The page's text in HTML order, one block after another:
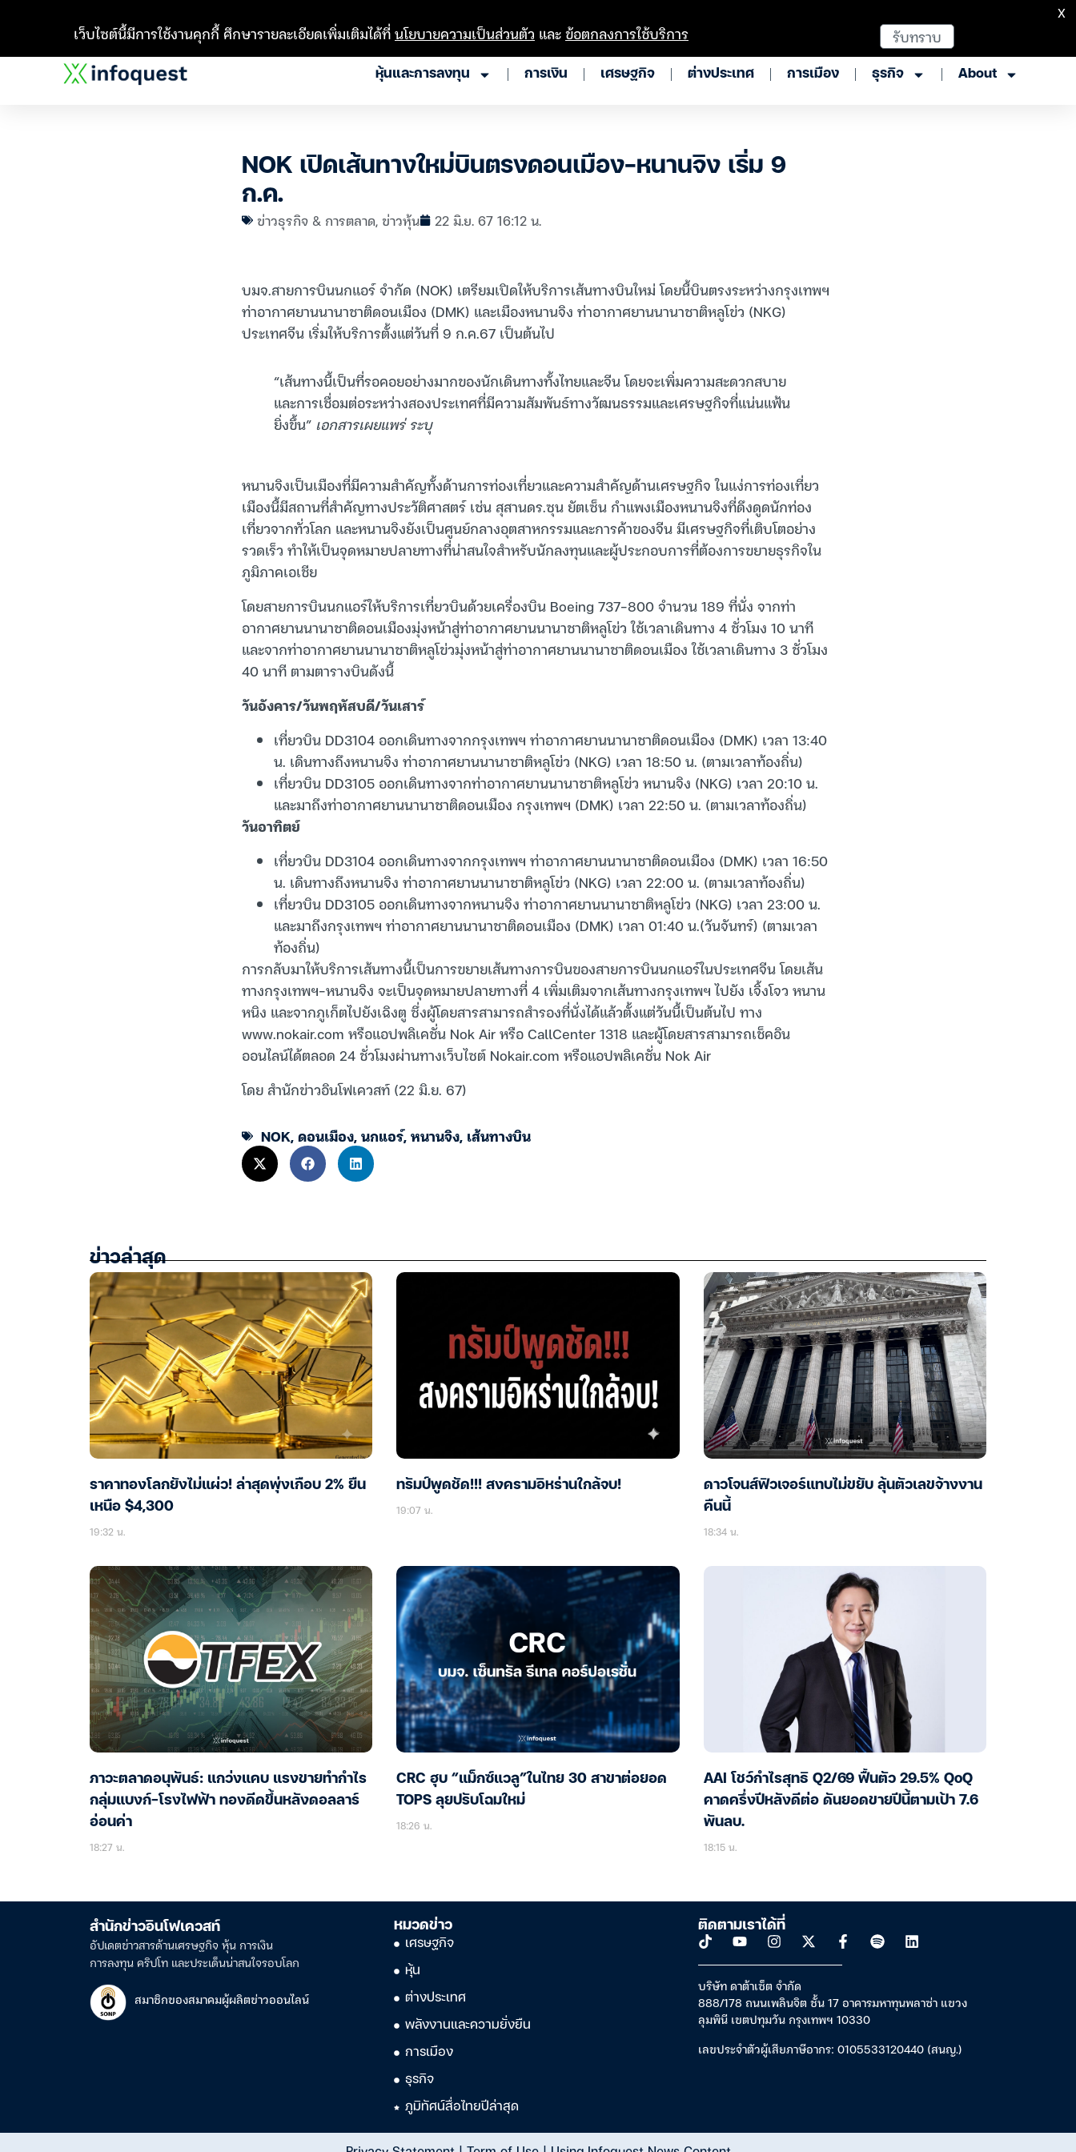
หุ้นและการลงทุน การเงิน เศรษฐกิจ ต่างประเทศ การเมือง ธุรกิจ About
NOK เปิดเส้นทางใหม่บินตรงดอนเมือง-หนานจิง เริ่ม 9
ก.ค.
ข่าวธุรกิจ & การตลาด,ข่าวหุ้น 22 มิ.ย. 67 16:12 น.
บมจ.สายการบินนกแอร์ จำกัด (NOK) เตรียมเปิดให้บริการเส้นทางบินใหม่ โดยนี้บินตรงระหว่างกรุงเทพฯ
ท่าอากาศยานนานาชาติดอนเมือง (DMK) และเมืองหนานจิง ท่าอากาศยานนานาชาติหลูโข่ว (NKG)
ประเทศจีน เริ่มให้บริการตั้งแต่วันที่ 9 ก.ค.67 เป็นต้นไป
“เส้นทางนี้เป็นที่รอคอยอย่างมากของนักเดินทางทั้งไทยและจีน โดยจะเพิ่มความสะดวกสบาย
และการเชื่อมต่อระหว่างสองประเทศที่มีความสัมพันธ์ทางวัฒนธรรมและเศรษฐกิจที่แน่นแฟ้น
ยิ่งขึ้น” เอกสารเผยแพร่ ระบุ
หนานจิงเป็นเมืองที่มีความสำคัญทั้งด้านการท่องเที่ยวและความสำคัญด้านเศรษฐกิจ ในแง่การท่องเที่ยว
เมืองนี้มีสถานที่สำคัญทางประวัติศาสตร์ เช่น สุสานดร.ซุน ยัตเซ็น กำแพงเมืองหนานจิงที่ดึงดูดนักท่อง
เที่ยวจากทั่วโลก และหนานจิงยังเป็นศูนย์กลางอุตสาหกรรมและการค้าของจีน มีเศรษฐกิจที่เติบโตอย่าง
รวดเร็ว ทำให้เป็นจุดหมายปลายทางที่น่าสนใจสำหรับนักลงทุนและผู้ประกอบการที่ต้องการขยายธุรกิจใน
ภูมิภาคเอเชีย
โดยสายการบินนกแอร์ให้บริการเที่ยวบินด้วยเครื่องบิน Boeing 737-800 จำนวน 189 ที่นั่ง จากท่า
อากาศยานนานาชาติดอนเมืองมุ่งหน้าสู่ท่าอากาศยานนานาชาติหลูโข่ว ใช้เวลาเดินทาง 4 ชั่วโมง 10 นาที
และจากท่าอากาศยานนานาชาติหลูโข่วมุ่งหน้าสู่ท่าอากาศยานนานาชาติดอนเมือง ใช้เวลาเดินทาง 3 ชั่วโมง
40 นาที ตามตารางบินดังนี้
วันอังคาร/วันพฤหัสบดี/วันเสาร์
เที่ยวบิน DD3104 ออกเดินทางจากกรุงเทพฯ ท่าอากาศยานนานาชาติดอนเมือง (DMK) เวลา 13:40
น. เดินทางถึงหนานจิง ท่าอากาศยานนานาชาติหลูโข่ว (NKG) เวลา 18:50 น. (ตามเวลาท้องถิ่น)
เที่ยวบิน DD3105 ออกเดินทางจากท่าอากาศยานนานาชาติหลูโข่ว หนานจิง (NKG) เวลา 20:10 น.
และมาถึงท่าอากาศยานนานาชาติดอนเมือง กรุงเทพฯ (DMK) เวลา 22:50 น. (ตามเวลาท้องถิ่น)
วันอาทิตย์
เที่ยวบิน DD3104 ออกเดินทางจากกรุงเทพฯ ท่าอากาศยานนานาชาติดอนเมือง (DMK) เวลา 16:50
น. เดินทางถึงหนานจิง ท่าอากาศยานนานาชาติหลูโข่ว (NKG) เวลา 22:00 น. (ตามเวลาท้องถิ่น)
เที่ยวบิน DD3105 ออกเดินทางจากหนานจิง ท่าอากาศยานนานาชาติหลูโข่ว (NKG) เวลา 23:00 น.
และมาถึงกรุงเทพฯ ท่าอากาศยานนานาชาติดอนเมือง (DMK) เวลา 01:40 น.(วันจันทร์) (ตามเวลา
ท้องถิ่น)
การกลับมาให้บริการเส้นทางนี้เป็นการขยายเส้นทางการบินของสายการบินนกแอร์ในประเทศจีน โดยเส้น
ทางกรุงเทพฯ-หนานจิง จะเป็นจุดหมายปลายทางที่ 4 เพิ่มเติมจากเส้นทางกรุงเทพฯ ไปยัง เจิ้งโจว หนาน
หนิง และจากภูเก็ตไปยังเฉิงตู ซึ่งผู้โดยสารสามารถสำรองที่นั่งได้แล้วตั้งแต่วันนี้เป็นต้นไป ทาง
www.nokair.com หรือแอปพลิเคชั่น Nok Air หรือ CallCenter 1318 และผู้โดยสารสามารถเช็คอิน
ออนไลน์ได้ตลอด 24 ชั่วโมงผ่านทางเว็บไซต์ Nokair.com หรือแอปพลิเคชั่น Nok Air
โดย สำนักข่าวอินโฟเควสท์ (22 มิ.ย. 67)
NOK,ดอนเมือง,นกแอร์,หนานจิง, เส้นทางบิน
ข่าวล่าสุด
ราคาทองโลกยังไม่แผ่ว! ล่าสุดพุ่งเกือบ 2% ยืน
เหนือ $4,300
19:32 น.
ทรัมป์พูดชัด!!! สงครามอิหร่านใกล้จบ!
19:07 น.
ดาวโจนส์ฟิวเจอร์แทบไม่ขยับ ลุ้นตัวเลขจ้างงาน
คืนนี้
18:34 น.
ภาวะตลาดอนุพันธ์: แกว่งแคบ แรงขายทำกำไร
กลุ่มแบงก์-โรงไฟฟ้า ทองดีดขึ้นหลังดอลลาร์
อ่อนค่า
18:27 น.
CRC ฮุบ “แม็กซ์แวลู”ในไทย 30 สาขาต่อยอด
TOPS ลุยปรับโฉมใหม่
18:26 น.
AAI โชว์กำไรสุทธิ Q2/69 ฟื้นตัว 29.5% QoQ
คาดครึ่งปีหลังดีต่อ ดันยอดขายปีนี้ตามเป้า 7.6
พันลบ.
18:15 น.
สำนักข่าวอินโฟเควสท์
อัปเดตข่าวสารด้านเศรษฐกิจ หุ้น การเงิน
การลงทุน คริปโท และประเด็นน่าสนใจรอบโลก
สมาชิกของสมาคมผู้ผลิตข่าวออนไลน์
หมวดข่าว
เศรษฐกิจ
หุ้น
ต่างประเทศ
พลังงานและความยั่งยืน
การเมือง
ธุรกิจ
ภูมิทัศน์สื่อไทยปีล่าสุด
ติดตามเราได้ที่
บริษัท ดาต้าเซ็ต จำกัด
888/178 ถนนเพลินจิต ชั้น 17 อาคารมหาทุนพลาซ่า แขวง
ลุมพินี เขตปทุมวัน กรุงเทพฯ 10330
เลขประจำตัวผู้เสียภาษีอากร: 0105533120440 (สนญ.)
เว็บไซต์นี้มีการใช้งานคุกกี้ ศึกษารายละเอียดเพิ่มเติมได้ที่นโยบายความเป็นส่วนตัว และข้อตกลงการใช้บริการ รับทราบ
X